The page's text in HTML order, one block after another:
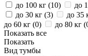
до 100 кг (10) до
до 30 кг (3) до 35
до 60 кг (0) до 80 кг (
Показать все
Показать
Вид тумбы